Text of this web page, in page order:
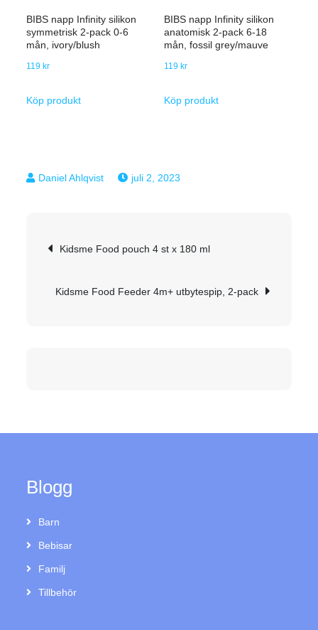
BIBS napp Infinity silikon
symmetrisk 2-pack 0-6
mån, ivory/blush
119 kr
Köp produkt
BIBS napp Infinity silikon
anatomisk 2-pack 6-18
mån, fossil grey/mauve
119 kr
Köp produkt
juli 2, 2023
Inläggsnavigering
Kidsme Food pouch 4 st x 180 ml
Kidsme Food Feeder 4m+ utbytespip, 2-pack
Blogg
Barn
Bebisar
Familj
Tillbehör